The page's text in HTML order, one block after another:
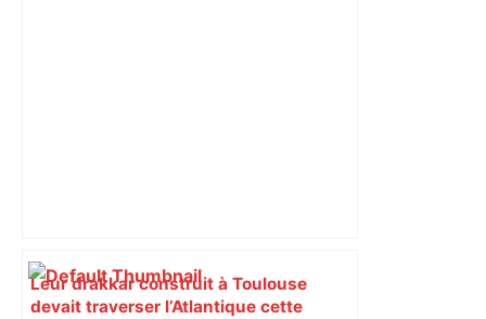
Leur drakkar construit à Toulouse
devait traverser l’Atlantique cette